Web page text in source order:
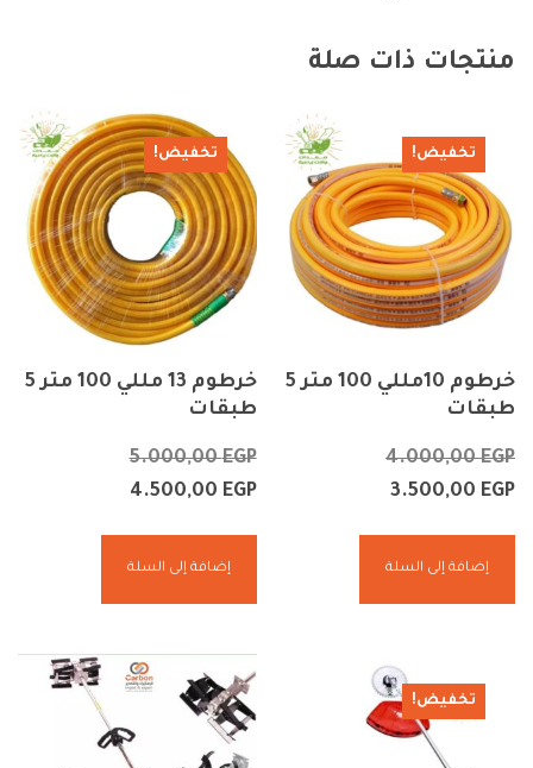
منتجات ذات صلة
تخفيض!
خرطوم 10مللي 100 متر 5
طبقات
4.000,00EGP
3.500,00 EGP
إضافة إلى السلة
تخفيض!
خرطوم 13 مللي 100 متر 5
طبقات
5.000,00EGP
4.500,00 EGP
إضافة إلى السلة
تخفيض!